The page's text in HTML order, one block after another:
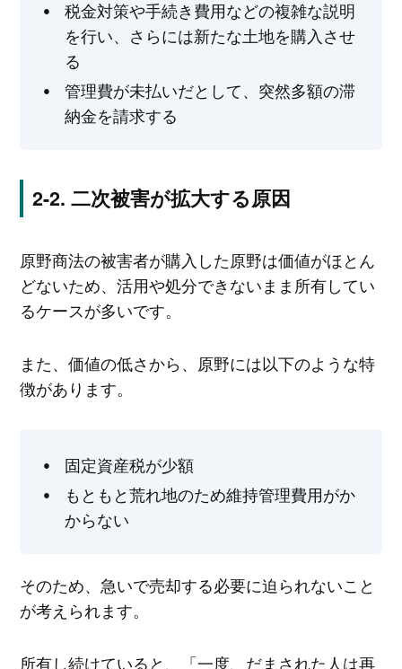
税金対策や手続き費用などの複雑な説明
を行い、さらには新たな土地を購入させ
る
管理費が未払いだとして、突然多額の滞
納金を請求する
二次被害が拡大する原因
原野商法の被害者が購入した原野は価値がほとん
どないため、活用や処分できないまま所有してい
るケースが多いです。
また、価値の低さから、原野には以下のような特
徴があります。
固定資産税が少額
もともと荒れ地のため維持管理費用がか
からない
そのため、急いで売却する必要に迫られないこと
が考えられます。
所有し続けていると、「一度、だまされた人は再